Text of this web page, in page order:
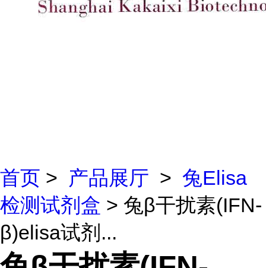
首页 > 产品展厅 > 兔Elisa
检测试剂盒 > 兔β干扰素(IFN-
β)elisa试剂...